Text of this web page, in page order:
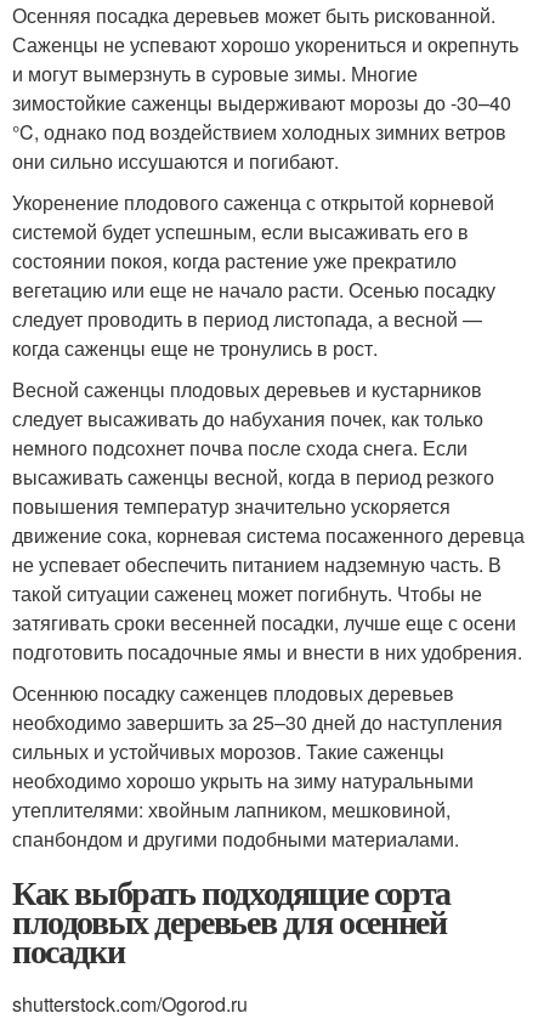
Осенняя посадка деревьев может быть рискованной.
Саженцы не успевают хорошо укорениться и окрепнуть
и могут вымерзнуть в суровые зимы. Многие
зимостойкие саженцы выдерживают морозы до -30–40
°C, однако под воздействием холодных зимних ветров
они сильно иссушаются и погибают.
Укоренение плодового саженца с открытой корневой
системой будет успешным, если высаживать его в
состоянии покоя, когда растение уже прекратило
вегетацию или еще не начало расти. Осенью посадку
следует проводить в период листопада, а весной —
когда саженцы еще не тронулись в рост.
Весной саженцы плодовых деревьев и кустарников
следует высаживать до набухания почек, как только
немного подсохнет почва после схода снега. Если
высаживать саженцы весной, когда в период резкого
повышения температур значительно ускоряется
движение сока, корневая система посаженного деревца
не успевает обеспечить питанием надземную часть. В
такой ситуации саженец может погибнуть. Чтобы не
затягивать сроки весенней посадки, лучше еще с осени
подготовить посадочные ямы и внести в них удобрения.
Осеннюю посадку саженцев плодовых деревьев
необходимо завершить за 25–30 дней до наступления
сильных и устойчивых морозов. Такие саженцы
необходимо хорошо укрыть на зиму натуральными
утеплителями: хвойным лапником, мешковиной,
спанбондом и другими подобными материалами.
Как выбрать подходящие сорта
плодовых деревьев для осенней
посадки
shutterstock.com/Ogorod.ru